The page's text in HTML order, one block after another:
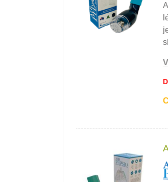
Tyto nemoci brání
astmatiků je kapacita plic
ml / rok. To může